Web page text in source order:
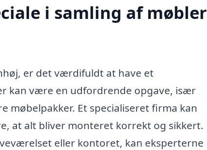
i samling af møbler
er det værdifuldt at have et
kan være en udfordrende opgave, især
møbelpakker. Et specialiseret firma kan
at alt bliver monteret korrekt og sikkert.
eller kontoret, kan eksperterne